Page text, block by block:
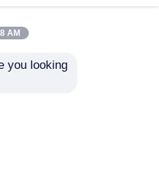
AM
you looking